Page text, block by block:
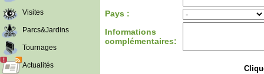
Visites
Parcs&Jardins
Tournages
Actualités
Pays :
Informations
complémentaires: